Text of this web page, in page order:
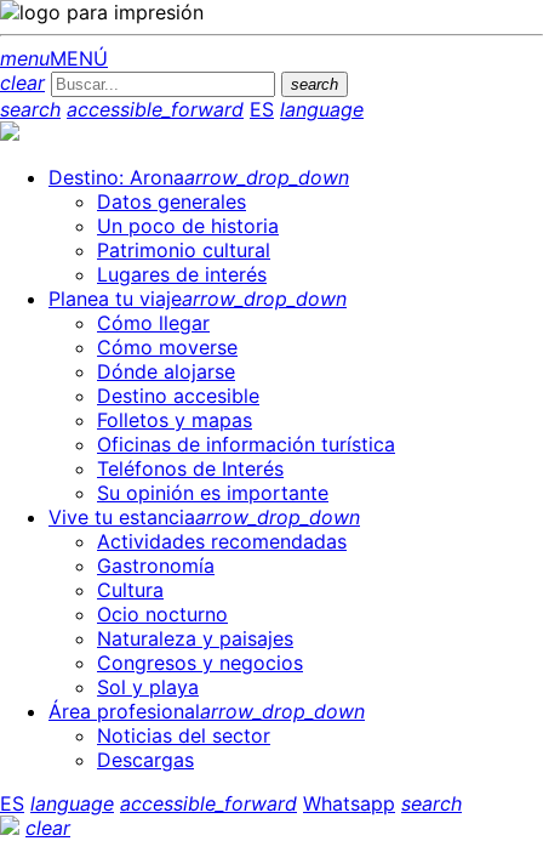
menuMENÚ
clear
search
search accessible_forward ES language
Destino: Aronaarrow_drop_down
Datos generales
Un poco de historia
Patrimonio cultural
Lugares de interés
Planea tu viajearrow_drop_down
Cómo llegar
Cómo moverse
Dónde alojarse
Destino accesible
Folletos y mapas
Oficinas de información turística
Teléfonos de Interés
Su opinión es importante
Vive tu estanciaarrow_drop_down
Actividades recomendadas
Gastronomía
Cultura
Ocio nocturno
Naturaleza y paisajes
Congresos y negocios
Sol y playa
Área profesionalarrow_drop_down
Noticias del sector
Descargas
ES language accessible_forward Whatsapp search
clear